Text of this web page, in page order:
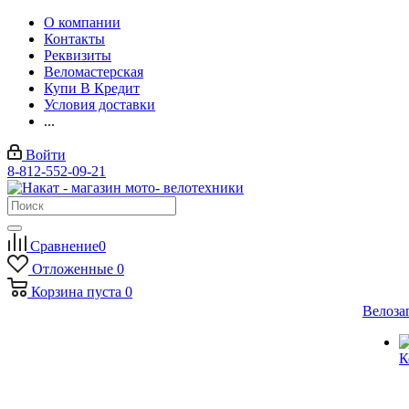
О компании
Контакты
Реквизиты
Веломастерская
Купи В Кредит
Условия доставки
...
Войти
8-812-552-09-21
Сравнение0
Отложенные 0
Корзина пуста 0